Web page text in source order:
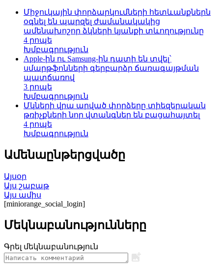
Միջուկային փորձարկումների հետևանքներն
օգնել են պարզել ժամանակակից
ամենախոշոր ձկների կյանքի տևողությունը
4 րոպե
Խմբագրություն
Apple-ին ու Samsung-ին դատի են տվել՝
սմարթֆոնների գերբարձր ճառագայթման
պատճառով
3 րոպե
Խմբագրություն
Մկների վրա արված փորձերը տիեզերական
թռիչքների նոր վտանգներ են բացահայտել
4 րոպե
Խմբագրություն
Ամենաընթերցվածը
Այսօր
Այս շաբաթ
Այս ամիս
[miniorange_social_login]
Մեկնաբանությունները
Գրել մեկնաբանություն